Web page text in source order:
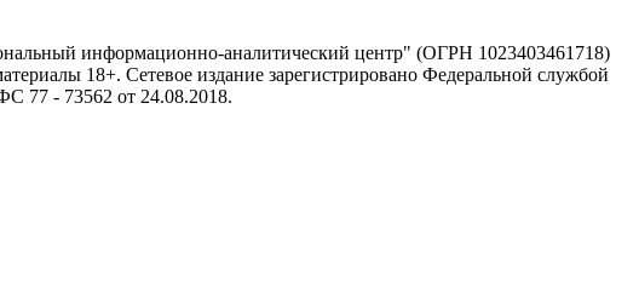
информационно-аналитический центр" (ОГРН 1023403461718)
18+. Сетевое издание зарегистрировано Федеральной службой
77 - 73562 от 24.08.2018.